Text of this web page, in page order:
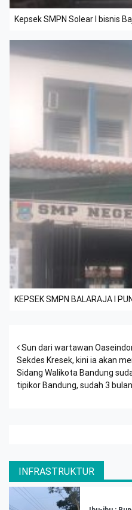
Kepsek SMPN Solear I bisnis
KEPSEK SMPN BALARAJA I
Post navigation
Sun dari wartawan
Sekdes Kresek, kini ia akan
Sidang Walikota Bandung
tipikor Bandung, sudah 3
INFRASTRUKTUR